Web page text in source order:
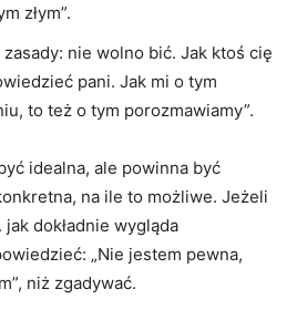
złym”.
zasady: nie wolno bić. Jak ktoś cię
pani. Jak mi o tym
to też o tym porozmawiamy”.
idealna, ale powinna być
na ile to możliwe. Jeżeli
dokładnie wygląda
„Nie jestem pewna,
niż zgadywać.